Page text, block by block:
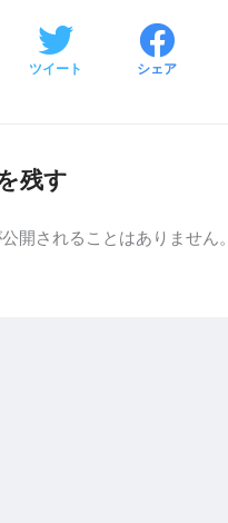
ツイート シェア
残す
開されることはありません。